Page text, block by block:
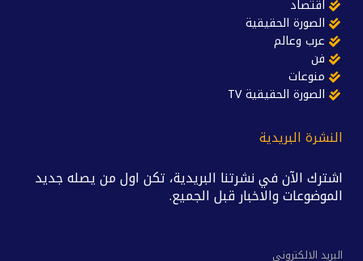
اقتصاد
الصورة الحقيقية
عرب وعالم
فن
منوعات
الصورة الحقيقية TV
النشرة البريدية
اشترك الآن في نشرتنا البريدية، تكن اول من يصله جديد
الموضوعات والاخبار قبل الجميع.
البريد الالكتروني